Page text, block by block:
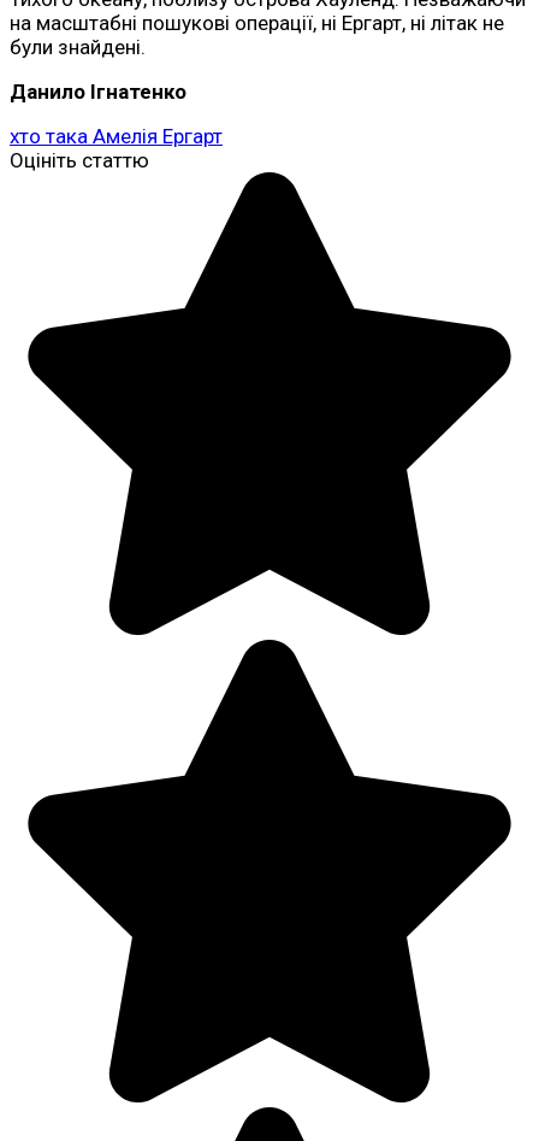
на масштабні пошукові операції, ні Ергарт, ні літак не
були знайдені.
Данило Ігнатенко
хто така Амелія Ергарт
Оцініть статтю